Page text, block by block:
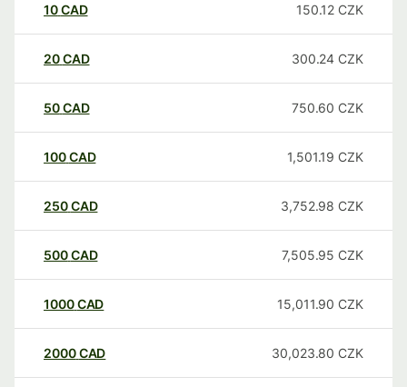
10CAD 150.12 CZK
20CAD 300.24 CZK
50CAD 750.60 CZK
100CAD 1,501.19 CZK
250CAD 3,752.98 CZK
500CAD 7,505.95 CZK
1000CAD 15,011.90 CZK
2000CAD 30,023.80 CZK